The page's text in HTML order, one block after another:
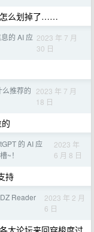
怎么划掉了……
的 AI 应 2023 年 7 月
30 日
推荐的 2023 年 7 月
18 日
的 AI 应
~！
2023 年
6 月 8 日
持
Reader
2023 年 2 月
6 日
大论坛来回穿梭度过